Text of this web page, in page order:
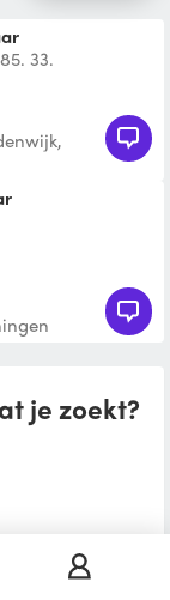
33.
je zoekt?
buurt